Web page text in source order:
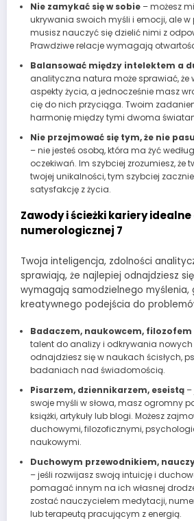
Nie zamykać się w sobie– możesz
ukrywania swoich myśli i emocji, ale
musisz nauczyć się dzielić nimi z
Prawdziwe relacje wymagają
Balansować między intelektem a
analityczna natura może sprawiać, że
aspekty życia, a jednocześnie masz
cię do nich przyciąga. Twoim
harmonię między tymi dwoma
Nie przejmować się tym, że nie
– nie jesteś osobą, która ma żyć
oczekiwań. Im szybciej zrozumiesz, że
twojej unikalności, tym szybciej
satysfakcję z życia.
Zawody i ścieżki kariery
numerologicznej 7
Twoja inteligencja, zdolności
sprawiają, że najlepiej odnajdziesz
wymagają samodzielnego myślenia,
kreatywnego podejścia do
Badaczem, naukowcem, filozofem
talent do analizy i odkrywania nowych
odnajdziesz się w naukach ścisłych,
badaniach nad świadomością.
Pisarzem, dziennikarzem, eseistą–
swoje myśli w słowa, masz ogromny
książki, artykuły lub blogi. Możesz
duchowymi, filozoficznymi,
naukowymi.
Duchowym przewodnikiem,
– jeśli rozwijasz swoją intuicję i
pomagać innym na ich własnej
zostać nauczycielem medytacji,
lub terapeutą pracującym z energią.